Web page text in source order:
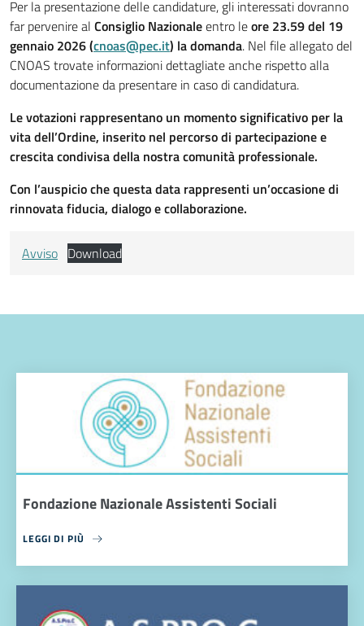
Per la presentazione delle candidature, gli interessati dovranno
far pervenire al Consiglio Nazionaleentro leore 23.59 del 19
gennaio 2026 (cnoas@pec.it) la domanda. Nel file allegato del
CNOAS trovate informazioni dettagliate anche rispetto alla
documentazione da presentare in caso di candidatura.
Le votazioni rappresentano un momento significativo per la
vita dell’Ordine, inserito nel percorso di partecipazione e
crescita condivisa della nostra comunità professionale.
Con l’auspicio che questa data rappresenti un’occasione di
rinnovata fiducia, dialogo e collaborazione.
Avviso Download
Fondazione Nazionale Assistenti Sociali
LEGGI DI PIÙ